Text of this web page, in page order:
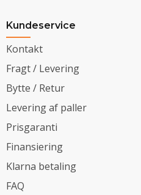
Kundeservice
Kontakt
Fragt / Levering
Bytte / Retur
Levering af paller
Prisgaranti
Finansiering
Klarna betaling
FAQ